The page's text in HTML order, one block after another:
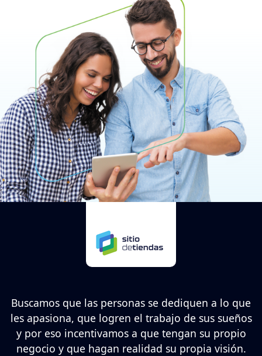
Buscamos que las personas se dediquen a lo que
les apasiona, que logren el trabajo de sus sueños
y por eso incentivamos a que tengan su propio
negocio y que hagan realidad su propia visión.